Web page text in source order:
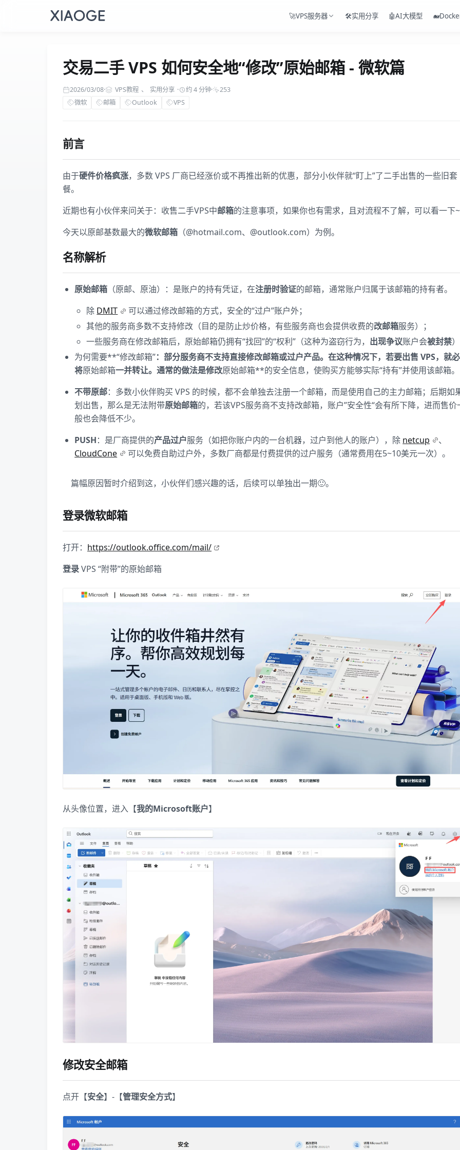
🚀VPS服务器 🛠️实用分享 🤖AI大模型
交易二手 VPS 如何安全地“修改”原始邮箱 - 微软篇
2026/03/08· VPS教程 、 实用分享 · 约 4 分钟·
253
微软
邮箱 Outlook VPS
前言
由于硬件价格疯涨，多数 VPS 厂商已经涨价或不再推出新的优惠，部分小伙伴就“盯上”了二手出售的一些旧套
餐。
近期也有小伙伴来问关于：收售二手VPS中邮箱的注意事项，如果你也有需求，且对流程不了解，可以看一下~
今天以原邮基数最大的微软邮箱 （@hotmail.com、@outlook.com）为例。
名称解析
原始邮箱 （原邮、原油）：是账户的持有凭证，在注册时验证的邮箱，通常账户归属于该邮箱的持有者。
除 DMIT
可以通过修改邮箱的方式，安全的“过户”账户外；
其他的服务商多数不支持修改（目的是防止炒价格，有些服务商也会提供收费的改邮箱服务）；
一些服务商在修改邮箱后，原始邮箱仍拥有“找回”的“权利”（这种为盗窃行为， 出现争议账户会被封禁）
为何需要**“修改邮箱”：部分服务商不支持直接修改邮箱或过户产品。在这种情况下，若要出售 VPS，就
将原始邮箱一并转让。通常的做法是修改原始邮箱**的安全信息，使购买方能够实际“持有”并使用该邮箱。
不带原邮：多数小伙伴购买 VPS 的时候，都不会单独去注册一个邮箱，而是使用自己的主力邮箱；后期如
划出售，那么是无法附带原始邮箱的，若该VPS服务商不支持改邮箱，账户”安全性“会有所下降，进而售价
般也会降低不少。
PUSH：是厂商提供的产品过户服务（如把你账户内的一台机器，过户到他人的账户），除 netcup
、
CloudCone
可以免费自助过户外，多数厂商都是付费提供的过户服务（通常费用在5~10美元一次）。
篇幅原因暂时介绍到这，小伙伴们感兴趣的话，后续可以单独出一期🙂。
登录微软邮箱
打开： https://outlook.office.com/mail/
登录VPS “附带”的原始邮箱
从头像位置，进入【我的Microsoft账户】
修改安全邮箱
点开【安全】-【管理安全方式】